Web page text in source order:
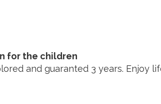
for the children
and guaranted 3 years. Enjoy